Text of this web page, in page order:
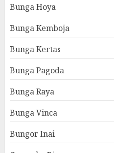
Bunga Hoya
Bunga Kemboja
Bunga Kertas
Bunga Pagoda
Bunga Raya
Bunga Vinca
Bungor Inai